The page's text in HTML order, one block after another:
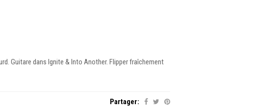
Guitare dans Ignite & Into Another. Flipper fraîchement
Partager: